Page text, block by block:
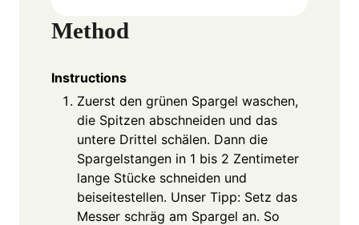
Method
Instructions
Zuerst den grünen Spargel waschen,
die Spitzen abschneiden und das
untere Drittel schälen. Dann die
Spargelstangen in 1 bis 2 Zentimeter
lange Stücke schneiden und
beiseitestellen. Unser Tipp: Setz das
Messer schräg am Spargel an. So